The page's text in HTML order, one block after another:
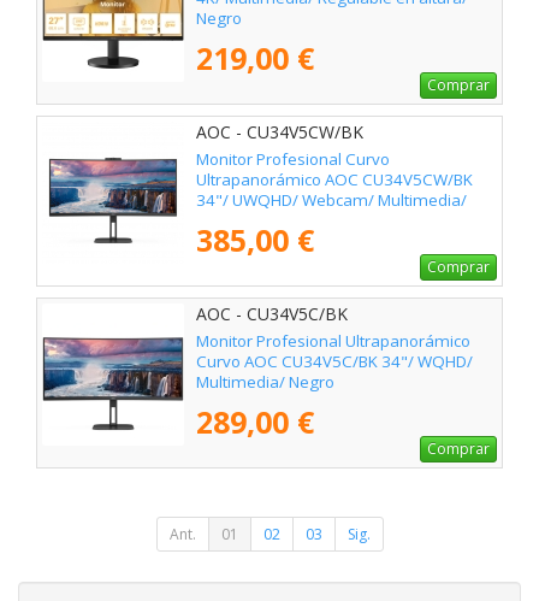
Negro
219,00 €
Comprar
AOC - CU34V5CW/BK
Monitor Profesional Curvo
Ultrapanorámico AOC CU34V5CW/BK
34"/ UWQHD/ Webcam/ Multimedia/
385,00 €
Comprar
AOC - CU34V5C/BK
Monitor Profesional Ultrapanorámico
Curvo AOC CU34V5C/BK 34"/ WQHD/
Multimedia/ Negro
289,00 €
Comprar
Ant. 01 02 03 Sig.